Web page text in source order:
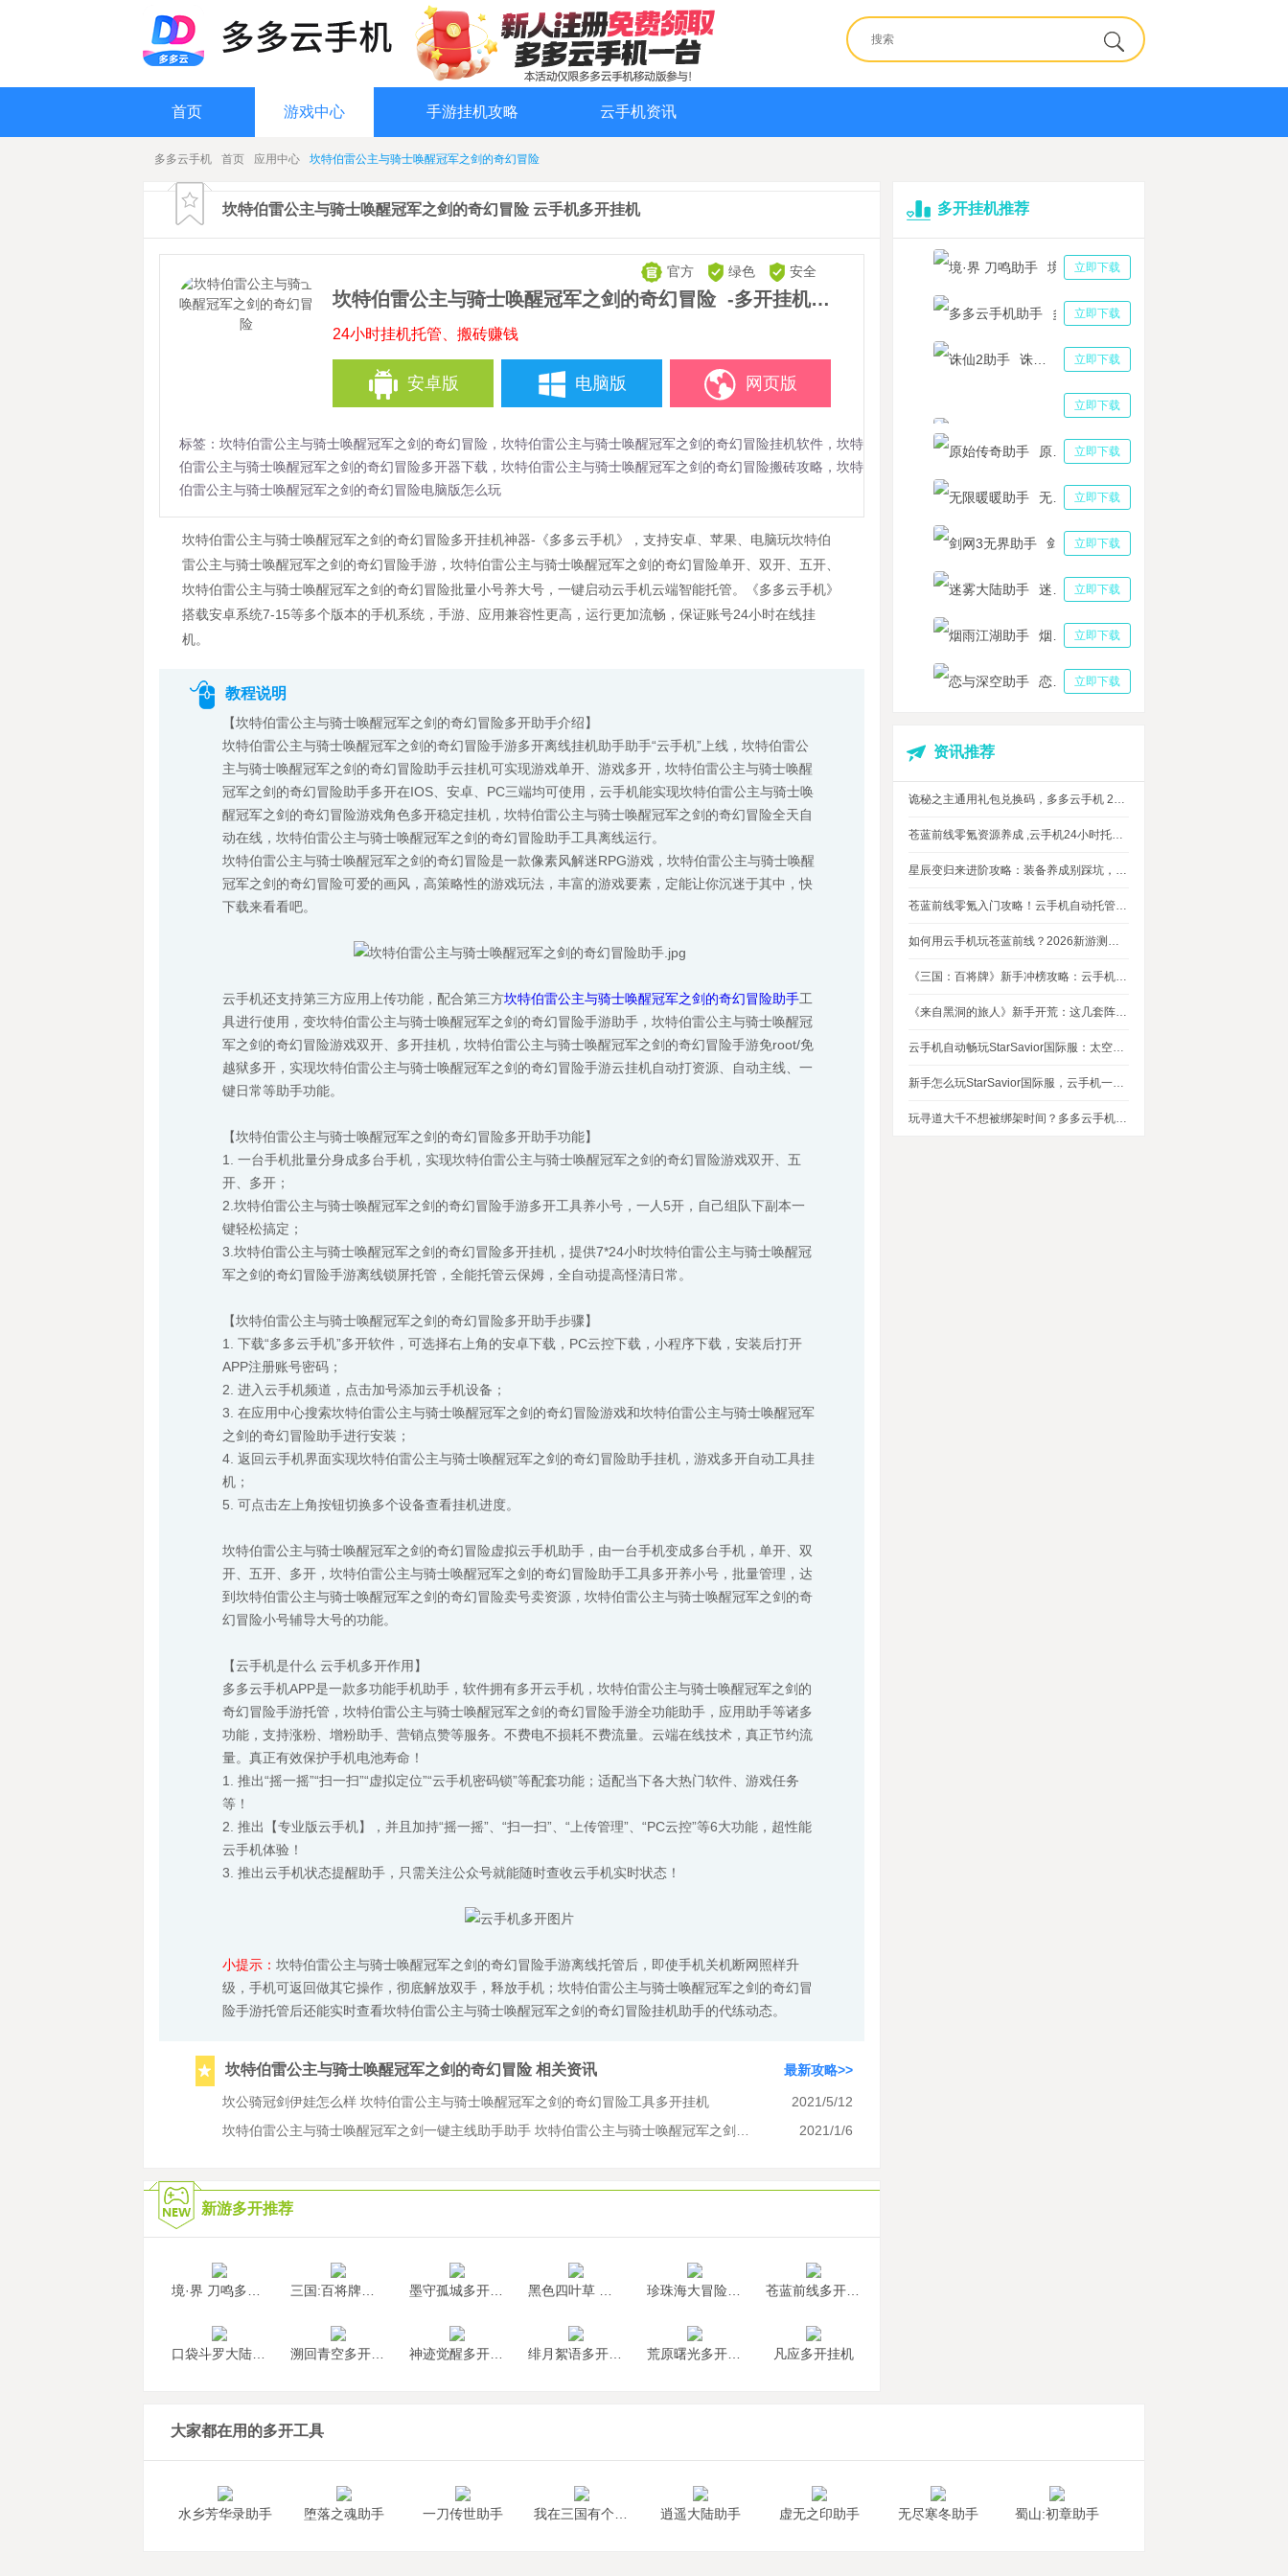
首页 游戏中心 手游挂机攻略 云手机资讯
多多云手机 首页 应用中心 坎特伯雷公主与骑士唤醒冠军之剑的奇幻冒险
坎特伯雷公主与骑士唤醒冠军之剑的奇幻冒险 云手机多开挂机
坎特伯雷公主与骑士唤醒冠军之剑的奇幻冒险 -多开挂机助手
24小时挂机托管、搬砖赚钱
官方 绿色 安全
安卓版 电脑版 网页版
标签：坎特伯雷公主与骑士唤醒冠军之剑的奇幻冒险，坎特伯雷公主与骑士唤醒冠军之剑的奇幻冒险挂机软件，坎特
伯雷公主与骑士唤醒冠军之剑的奇幻冒险多开器下载，坎特伯雷公主与骑士唤醒冠军之剑的奇幻冒险搬砖攻略，坎特
伯雷公主与骑士唤醒冠军之剑的奇幻冒险电脑版怎么玩
坎特伯雷公主与骑士唤醒冠军之剑的奇幻冒险多开挂机神器-《多多云手机》，支持安卓、苹果、电脑玩坎特伯
雷公主与骑士唤醒冠军之剑的奇幻冒险手游，坎特伯雷公主与骑士唤醒冠军之剑的奇幻冒险单开、双开、五开、
坎特伯雷公主与骑士唤醒冠军之剑的奇幻冒险批量小号养大号，一键启动云手机云端智能托管。《多多云手机》
搭载安卓系统7-15等多个版本的手机系统，手游、应用兼容性更高，运行更加流畅，保证账号24小时在线挂
机。
教程说明
【坎特伯雷公主与骑士唤醒冠军之剑的奇幻冒险多开助手介绍】
坎特伯雷公主与骑士唤醒冠军之剑的奇幻冒险手游多开离线挂机助手助手“云手机”上线，坎特伯雷公
主与骑士唤醒冠军之剑的奇幻冒险助手云挂机可实现游戏单开、游戏多开，坎特伯雷公主与骑士唤醒
冠军之剑的奇幻冒险助手多开在IOS、安卓、PC三端均可使用，云手机能实现坎特伯雷公主与骑士唤
醒冠军之剑的奇幻冒险游戏角色多开稳定挂机，坎特伯雷公主与骑士唤醒冠军之剑的奇幻冒险全天自
动在线，坎特伯雷公主与骑士唤醒冠军之剑的奇幻冒险助手工具离线运行。
坎特伯雷公主与骑士唤醒冠军之剑的奇幻冒险是一款像素风解迷RPG游戏，坎特伯雷公主与骑士唤醒
冠军之剑的奇幻冒险可爱的画风，高策略性的游戏玩法，丰富的游戏要素，定能让你沉迷于其中，快
下载来看看吧。
云手机还支持第三方应用上传功能，配合第三方坎特伯雷公主与骑士唤醒冠军之剑的奇幻冒险助手工
具进行使用，变坎特伯雷公主与骑士唤醒冠军之剑的奇幻冒险手游助手，坎特伯雷公主与骑士唤醒冠
军之剑的奇幻冒险游戏双开、多开挂机，坎特伯雷公主与骑士唤醒冠军之剑的奇幻冒险手游免root/免
越狱多开，实现坎特伯雷公主与骑士唤醒冠军之剑的奇幻冒险手游云挂机自动打资源、自动主线、一
键日常等助手功能。
【坎特伯雷公主与骑士唤醒冠军之剑的奇幻冒险多开助手功能】
1. 一台手机批量分身成多台手机，实现坎特伯雷公主与骑士唤醒冠军之剑的奇幻冒险游戏双开、五
开、多开；
2.坎特伯雷公主与骑士唤醒冠军之剑的奇幻冒险手游多开工具养小号，一人5开，自己组队下副本一
键轻松搞定；
3.坎特伯雷公主与骑士唤醒冠军之剑的奇幻冒险多开挂机，提供7*24小时坎特伯雷公主与骑士唤醒冠
军之剑的奇幻冒险手游离线锁屏托管，全能托管云保姆，全自动提高怪清日常。
【坎特伯雷公主与骑士唤醒冠军之剑的奇幻冒险多开助手步骤】
1. 下载“多多云手机”多开软件，可选择右上角的安卓下载，PC云控下载，小程序下载，安装后打开
APP注册账号密码；
2. 进入云手机频道，点击加号添加云手机设备；
3. 在应用中心搜索坎特伯雷公主与骑士唤醒冠军之剑的奇幻冒险游戏和坎特伯雷公主与骑士唤醒冠军
之剑的奇幻冒险助手进行安装；
4. 返回云手机界面实现坎特伯雷公主与骑士唤醒冠军之剑的奇幻冒险助手挂机，游戏多开自动工具挂
机；
5. 可点击左上角按钮切换多个设备查看挂机进度。
坎特伯雷公主与骑士唤醒冠军之剑的奇幻冒险虚拟云手机助手，由一台手机变成多台手机，单开、双
开、五开、多开，坎特伯雷公主与骑士唤醒冠军之剑的奇幻冒险助手工具多开养小号，批量管理，达
到坎特伯雷公主与骑士唤醒冠军之剑的奇幻冒险卖号卖资源，坎特伯雷公主与骑士唤醒冠军之剑的奇
幻冒险小号辅导大号的功能。
【云手机是什么 云手机多开作用】
多多云手机APP是一款多功能手机助手，软件拥有多开云手机，坎特伯雷公主与骑士唤醒冠军之剑的
奇幻冒险手游托管，坎特伯雷公主与骑士唤醒冠军之剑的奇幻冒险手游全功能助手，应用助手等诸多
功能，支持涨粉、增粉助手、营销点赞等服务。不费电不损耗不费流量。云端在线技术，真正节约流
量。真正有效保护手机电池寿命！
1. 推出“摇一摇”“扫一扫”“虚拟定位”“云手机密码锁”等配套功能；适配当下各大热门软件、游戏任务
等！
2. 推出【专业版云手机】，并且加持“摇一摇”、“扫一扫”、“上传管理”、“PC云控”等6大功能，超性能
云手机体验！
3. 推出云手机状态提醒助手，只需关注公众号就能随时查收云手机实时状态！
小提示： 坎特伯雷公主与骑士唤醒冠军之剑的奇幻冒险手游离线托管后，即使手机关机断网照样升
级，手机可返回做其它操作，彻底解放双手，释放手机；坎特伯雷公主与骑士唤醒冠军之剑的奇幻冒
险手游托管后还能实时查看坎特伯雷公主与骑士唤醒冠军之剑的奇幻冒险挂机助手的代练动态。
坎特伯雷公主与骑士唤醒冠军之剑的奇幻冒险 相关资讯 最新攻略>>
坎公骑冠剑伊娃怎么样 坎特伯雷公主与骑士唤醒冠军之剑的奇幻冒险工具多开挂机
2021/5/12
2021/1/6
新游多开推荐
凡应多开挂机
多开挂机推荐
立即下载
立即下载
多多云手机助手
立即下载
立即下载
三国志战略版助手
立即下载
立即下载
立即下载
立即下载
立即下载
立即下载
资讯推荐
诡秘之主通用礼包兑换码，多多云手机 24 小时挂机攻略
苍蓝前线零氪资源养成 ,云手机24小时托管，上班自动肝资源
星辰变归来进阶攻略：装备养成别踩坑，这几个技巧让你省下80%资源
苍蓝前线零氪入门攻略！云手机自动托管，24小时自动刷资源不掉队
如何用云手机玩苍蓝前线？2026新游测评，新手入坑玩法指南
《三国：百将牌》新手冲榜攻略：云手机多开挂机，轻松拿捏牌局优势
《来自黑洞的旅人》新手开荒：这几套阵容，实测好用
云手机自动畅玩StarSavior国际服：太空星战到底值不值得入坑
新手怎么玩StarSavior国际服，云手机一键搞定
玩寻道大千不想被绑架时间？多多云手机帮我自动挂机平衡游戏和生活
大家都在用的多开工具
水乡芳华录助手 堕落之魂助手 一刀传世助手 逍遥大陆助手 虚无之印助手 无尽寒冬助手 蜀山:初章助手